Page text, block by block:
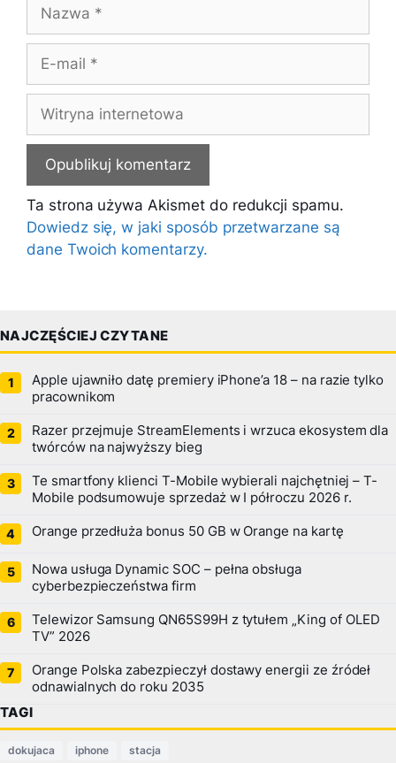
Witryna
internetowa
Ta strona używa Akismet do redukcji spamu.
Dowiedz się, w jaki sposób przetwarzane są
dane Twoich komentarzy.
NAJCZĘŚCIEJ CZYTANE
Apple ujawniło datę premiery iPhone’a 18 – na razie tylko
pracownikom
Razer przejmuje StreamElements i wrzuca ekosystem dla
twórców na najwyższy bieg
Te smartfony klienci T-Mobile wybierali najchętniej – T-
Mobile podsumowuje sprzedaż w I półroczu 2026 r.
Orange przedłuża bonus 50 GB w Orange na kartę
Nowa usługa Dynamic SOC – pełna obsługa
cyberbezpieczeństwa firm
Telewizor Samsung QN65S99H z tytułem „King of OLED
TV” 2026
Orange Polska zabezpieczył dostawy energii ze źródeł
odnawialnych do roku 2035
TAGI
dokujaca iphone stacja